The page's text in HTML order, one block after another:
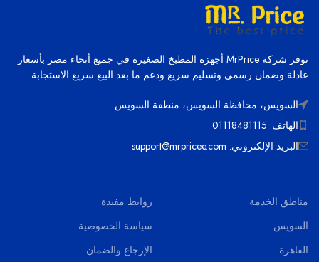
توفر شركة MrPrice أجهزة المطبخ الصغيرة في جميع أنحاء مصر بأسعار
عادلة وضمان رسمي وتسليم سريع ودعم ما بعد البيع سريع الاستجابة.
السويس، محافظة السويس، منطقة السويس
الهاتف: 01118481115
البريد الإلكتروني: support@mrpricee.com
مناطق الخدمة
السويس
القاهرة
روابط مفيدة
سياسة الخصوصية
الإرجاع والضمان